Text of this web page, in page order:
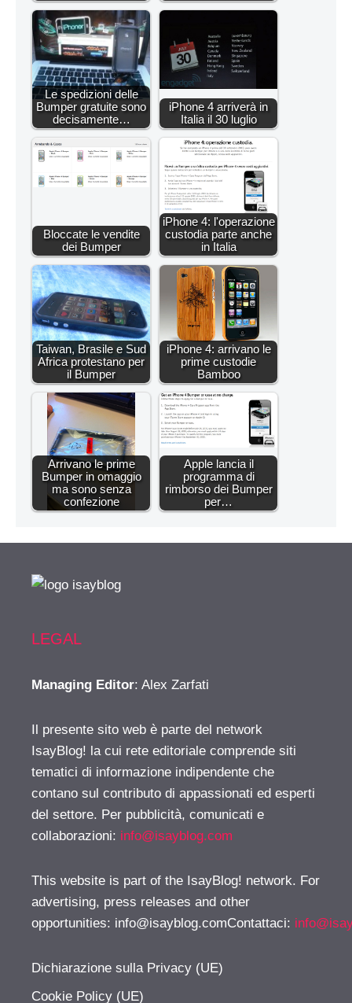
Le spedizioni delle
Bumper gratuite sono
decisamente…
iPhone 4 arriverà in
Italia il 30 luglio
Bloccate le vendite
dei Bumper
iPhone 4: l'operazione
custodia parte anche
in Italia
Taiwan, Brasile e Sud
Africa protestano per
il Bumper
iPhone 4: arrivano le
prime custodie
Bamboo
Arrivano le prime
Bumper in omaggio
ma sono senza
confezione
Apple lancia il
programma di
rimborso dei Bumper
per…
LEGAL
Managing Editor: Alex Zarfati
Il presente sito web è parte del network
IsayBlog! la cui rete editoriale comprende siti
tematici di informazione indipendente che
contano sul contributo di appassionati ed esperti
del settore. Per pubblicità, comunicati e
collaborazioni: info@isayblog.com
This website is part of the IsayBlog! network. For
advertising, press releases and other
opportunities: info@isayblog.comContattaci:
Dichiarazione sulla Privacy (UE)
Cookie Policy (UE)